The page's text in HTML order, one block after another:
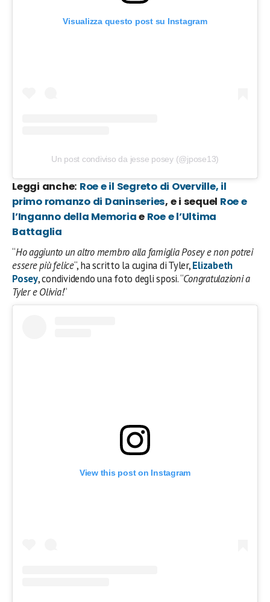
Visualizza questo post su Instagram
Un post condiviso da jesse posey (@jpose13)
Leggi anche: Roe e il Segreto di Overville, il
primo romanzo di Daninseries, e i sequel Roe e
l’Inganno della Memoriae Roe e l’Ultima
Battaglia
“Ho aggiunto un altro membro alla famiglia Posey e non potrei
essere più felice“, ha scritto la cugina di Tyler,Elizabeth
Posey, condividendo una foto degli sposi. “Congratulazioni a
Tyler e Olivia!“
View this post on Instagram